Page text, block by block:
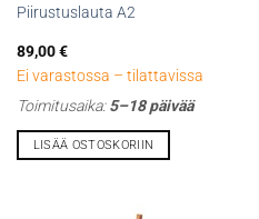
Piirustuslauta A2
89,00€
Ei varastossa – tilattavissa
Toimitusaika:5–18 päivää
LISÄÄ OSTOSKORIIN